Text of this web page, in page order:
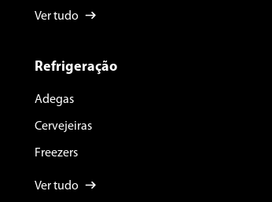
Ver tudo
Refrigeração
Adegas
Cervejeiras
Freezers
Ver tudo